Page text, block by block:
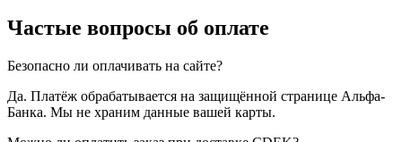
Частые вопросы об оплате
Безопасно ли оплачивать на сайте?
Да. Платёж обрабатывается на защищённой странице Альфа-
Банка. Мы не храним данные вашей карты.